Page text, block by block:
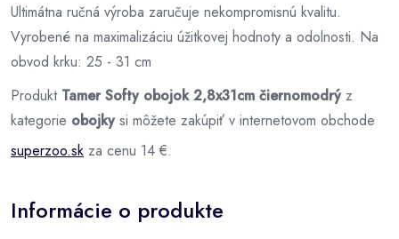
Ultimátna ručná výroba zaručuje nekompromisnú kvalitu.
Vyrobené na maximalizáciu úžitkovej hodnoty a odolnosti. Na
obvod krku: 25 - 31 cm
Produkt Tamer Softy obojok 2,8x31cm čiernomodrýz
kategorie obojkysi môžete zakúpiť v internetovom obchode
superzoo.sk za cenu 14 €.
Informácie o produkte